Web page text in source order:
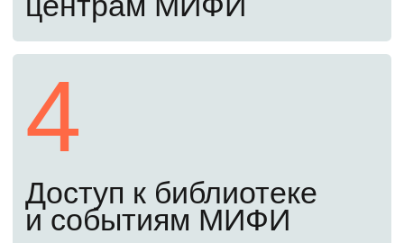
Сдайте письменный экзамен, ответив
и предоставьте мотивационное письмо.
Экзамены проходят полностью
Оставьте заявку сейчас, чтобы получить
примеры заданий прошлых лет. С ними
вы заранее узнаете структуру экзамена